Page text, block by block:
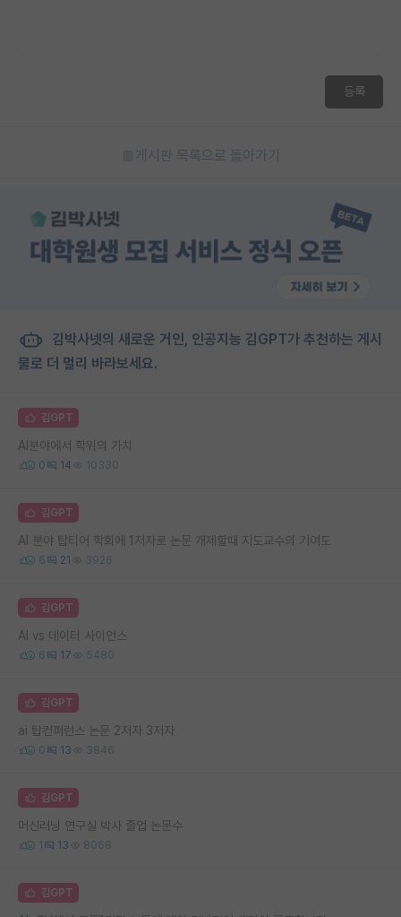
등록
게시판 목록으로 돌아가기
김박사넷의 새로운 거인, 인공지능 김GPT가 추천하는 게시
물로 더 멀리 바라보세요.
김GPT
AI분야에서 학위의 가치
0 14 10330
김GPT
AI 분야 탑티어 학회에 1저자로 논문 개제할때 지도교수의 기여도
6 21 3926
김GPT
AI vs 데이터 사이언스
6 17 5480
김GPT
ai 탑컨퍼런스 논문 2저자 3저자
0 13 3846
김GPT
머신러닝 연구실 박사 졸업 논문수
1 13 8068
김GPT